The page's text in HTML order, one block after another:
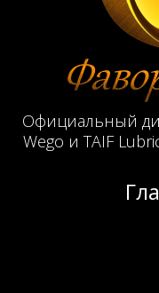
Официальный
Wego и TAIF